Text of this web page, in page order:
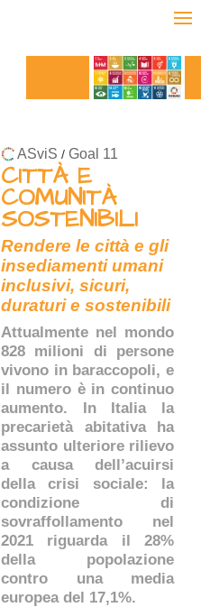
ASviS / Goal 11
CITTÀ E
COMUNITÀ
SOSTENIBILI
Rendere le città e gli
insediamenti umani
inclusivi, sicuri,
duraturi e sostenibili
Attualmente nel mondo
828 milioni di persone
vivono in baraccopoli, e
il numero è in continuo
aumento. In Italia la
precarietà abitativa ha
assunto ulteriore rilievo
a causa dell’acuirsi
della crisi sociale: la
condizione di
sovraffollamento nel
2021 riguarda il 28%
della popolazione
contro una media
europea del 17,1%.